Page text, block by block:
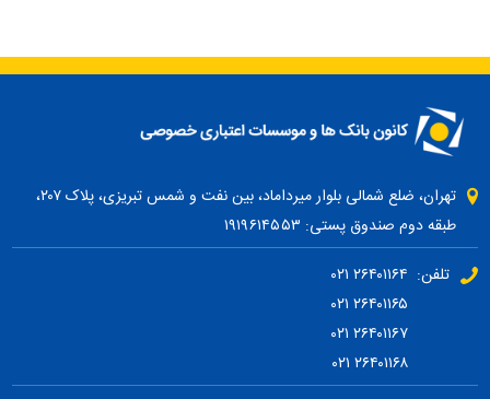
تهران، ضلع شمالی بلوار میرداماد، بین نفت و شمس تبریزی، پلاک ۲۰۷،
طبقه دوم صندوق پستی: ۱۹۱۹۶۱۴۵۵۳
تلفن: ۲۶۴۰۱۱۶۴ ۰۲۱
۲۶۴۰۱۱۶۷ ۰۲۱
۲۶۴۰۱۱۶۸ ۰۲۱